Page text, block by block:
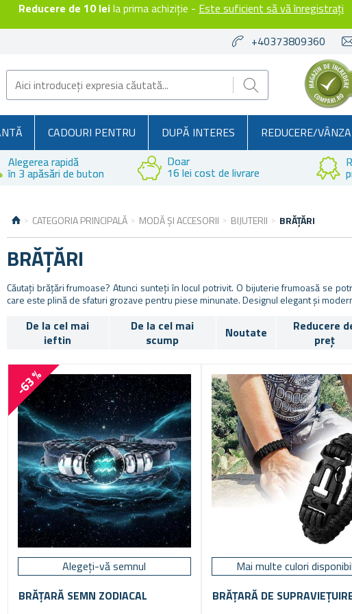
Reducere de 10 leila prima achiziție - Este suficient să vă înregistrați
+40373809360
CADOURI PENTRU DUPĂ INTERES REDUCERE/
Alegerea rapidă
în 3 apăsări de buton
Doar
16 lei cost de livrare
CATEGORIA PRINCIPALĂ MODĂ ȘI ACCESORII BIJUTERII BRĂȚĂRI
BRĂȚĂRI
Căutați brățări frumoase? Atunci sunteți în locul potrivit. O bijuterie frumoasă se
care este plină de sfaturi grozave pentru piese minunate. Designul elegant și
De la cel mai
ieftin
De la cel mai
scump
Noutate
Reducere
preț
-63 %
Alegeți-vă semnul
BRĂȚARĂ SEMN ZODIACAL
Mai multe culori
BRĂȚARĂ DE